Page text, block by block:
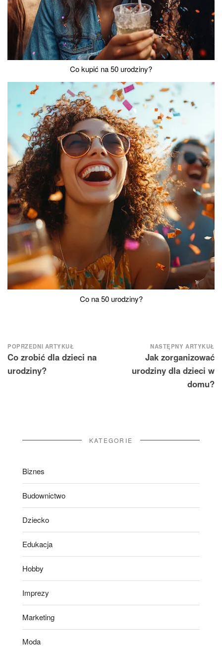
Co kupić na 50 urodziny?
Co na 50 urodziny?
Nawigacja
wpisu
POPRZEDNI ARTYKUŁ
Co zrobić dla dzieci na
urodziny?
NASTĘPNY ARTYKUŁ
Jak zorganizować
urodziny dla dzieci w
domu?
KATEGORIE
Biznes
Budownictwo
Dziecko
Edukacja
Hobby
Imprezy
Marketing
Moda